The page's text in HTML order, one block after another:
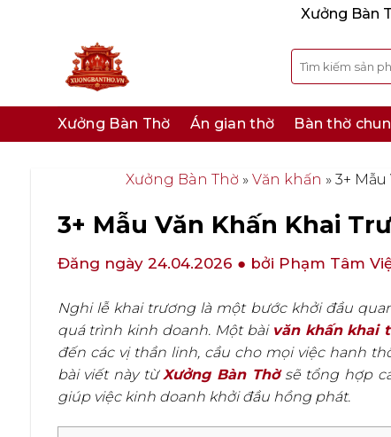
Xưởng Bàn
Tìm
kiếm:
Xưởng Bàn Thờ Án gian thờ Bàn thờ
Xưởng Bàn Thờ » Văn khấn » 3+
3+ Mẫu Văn Khấn Khai
Đăng ngày 24.04.2026 ● bởi Phạm Tâm
Nghi lễ khai trương là một bước khởi đầu
quá trình kinh doanh. Một bài văn khấn khai
đến các vị thần linh, cầu cho mọi việc hanh
bài viết này từXưởng Bàn Thờsẽ tổng hợp
giúp việc kinh doanh khởi đầu hồng phát.